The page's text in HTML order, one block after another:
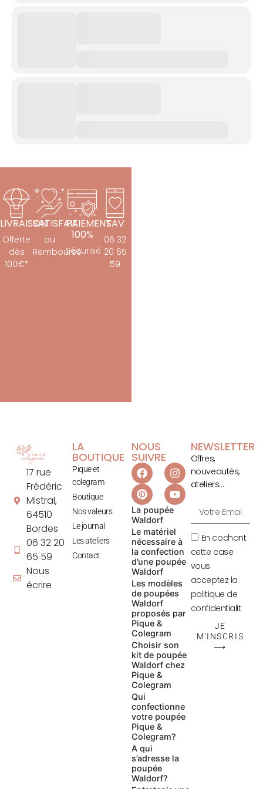
LIVRAISON
Offerte
dès
100€*
SATISFAIT
ou
Remboursé
PAIEMENT
100%
Sécurisé
SAV
06 32
20 65
59
17 rue
Frédéric
Mistral,
64510
Bordes
06 32 20
65 59
Nous
écrire
LA
BOUTIQUE
Pique et
colegram
Boutique
Nos valeurs
Le journal
Les ateliers
Contact
NOUS
SUIVRE
La poupée
Waldorf
Le matériel
nécessaire à
la confection
d’une poupée
Waldorf
Les modèles
de poupées
Waldorf
proposés par
Pique &
Colegram
Choisir son
kit de poupée
Waldorf chez
Pique &
Colegram
Qui
confectionne
votre poupée
Pique &
Colegram?
A qui
s’adresse la
poupée
Waldorf?
NEWSLETTER
Offres,
nouveautés,
ateliers…
En cochant
cette case
vous
acceptez la
politique de
confidentialit
JE
M'INSCRIS
⟶